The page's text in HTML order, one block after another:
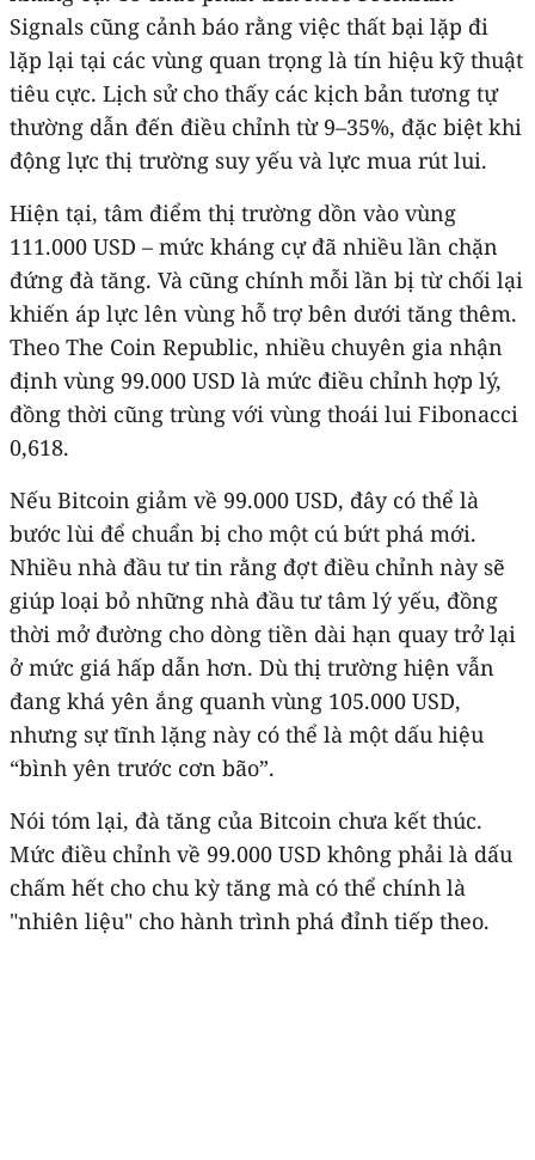
Signals cũng cảnh báo rằng việc thất bại lặp đi
lặp lại tại các vùng quan trọng là tín hiệu kỹ thuật
tiêu cực. Lịch sử cho thấy các kịch bản tương tự
thường dẫn đến điều chỉnh từ 9–35%, đặc biệt khi
động lực thị trường suy yếu và lực mua rút lui.
Hiện tại, tâm điểm thị trường dồn vào vùng
111.000 USD – mức kháng cự đã nhiều lần chặn
đứng đà tăng. Và cũng chính mỗi lần bị từ chối lại
khiến áp lực lên vùng hỗ trợ bên dưới tăng thêm.
Theo The Coin Republic, nhiều chuyên gia nhận
định vùng 99.000 USD là mức điều chỉnh hợp lý,
đồng thời cũng trùng với vùng thoái lui Fibonacci
0,618.
Nếu Bitcoin giảm về 99.000 USD, đây có thể là
bước lùi để chuẩn bị cho một cú bứt phá mới.
Nhiều nhà đầu tư tin rằng đợt điều chỉnh này sẽ
giúp loại bỏ những nhà đầu tư tâm lý yếu, đồng
thời mở đường cho dòng tiền dài hạn quay trở lại
ở mức giá hấp dẫn hơn. Dù thị trường hiện vẫn
đang khá yên ắng quanh vùng 105.000 USD,
nhưng sự tĩnh lặng này có thể là một dấu hiệu
“bình yên trước cơn bão”.
Nói tóm lại, đà tăng của Bitcoin chưa kết thúc.
Mức điều chỉnh về 99.000 USD không phải là dấu
chấm hết cho chu kỳ tăng mà có thể chính là
"nhiên liệu" cho hành trình phá đỉnh tiếp theo.